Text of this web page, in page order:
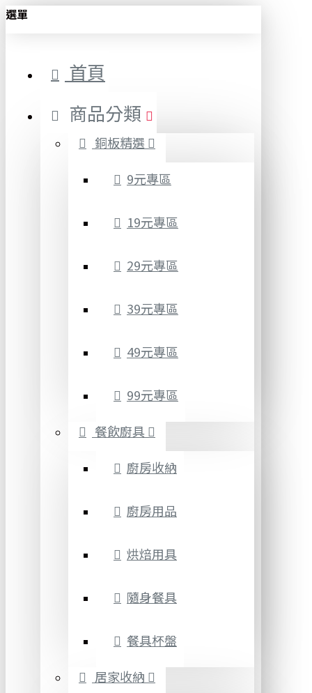
選單
首頁
商品分類
銅板精選
9元專區
19元專區
29元專區
39元專區
49元專區
99元專區
餐飲廚具
廚房收納
廚房用品
烘焙用具
隨身餐具
餐具杯盤
居家收納